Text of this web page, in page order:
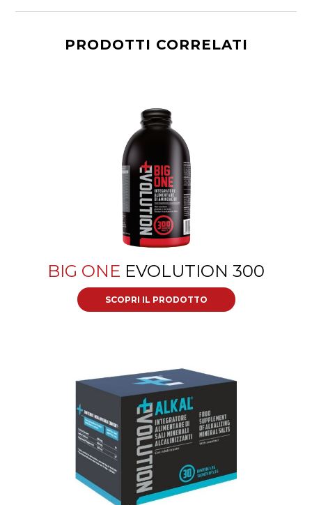
PRODOTTI CORRELATI
BIG ONE EVOLUTION 300
SCOPRI IL PRODOTTO